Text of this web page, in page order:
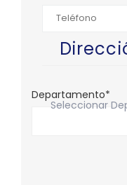
Departamento*
Seleccionar